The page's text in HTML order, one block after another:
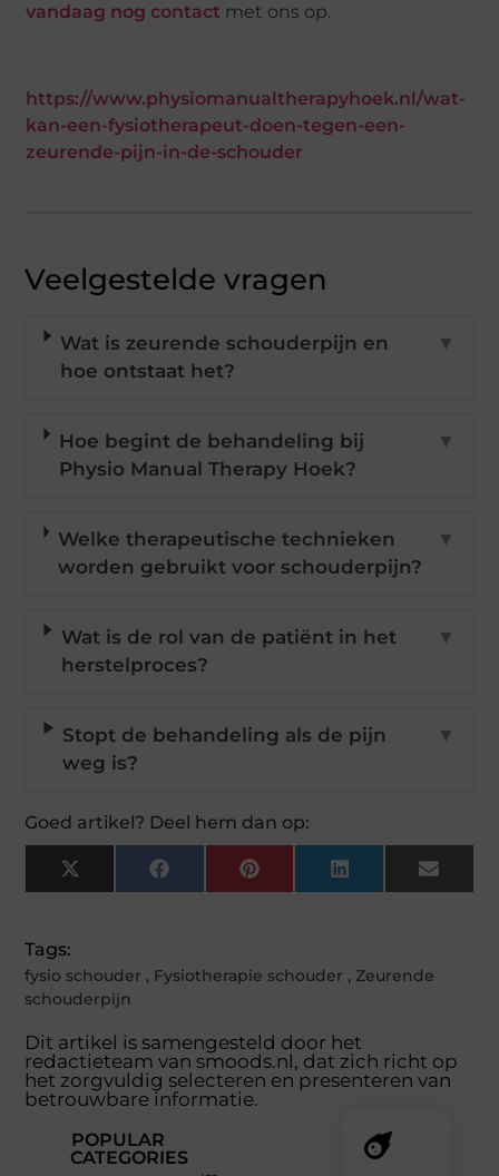
vandaag nog contact met ons op.
https://www.physiomanualtherapyhoek.nl/wat-
kan-een-fysiotherapeut-doen-tegen-een-
zeurende-pijn-in-de-schouder
Veelgestelde vragen
Wat is zeurende schouderpijn en
hoe ontstaat het?
▼
Hoe begint de behandeling bij
Physio Manual Therapy Hoek?
▼
Welke therapeutische technieken
worden gebruikt voor schouderpijn?
▼
Wat is de rol van de patiënt in het
herstelproces?
▼
Stopt de behandeling als de pijn
weg is?
▼
Goed artikel? Deel hem dan op:
X
(Twitter)
FacebookPinterestLinkedInEmail
Tags:
fysio schouder , Fysiotherapie schouder , Zeurende
schouderpijn
Dit artikel is samengesteld door het
redactieteam van smoods.nl, dat zich richt op
het zorgvuldig selecteren en presenteren van
betrouwbare informatie.
POPULAR
CATEGORIES